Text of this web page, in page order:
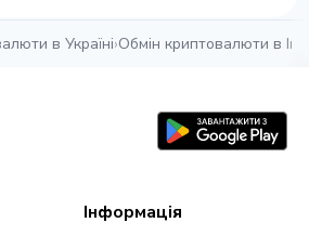
в Україні›Обмін криптовалюти в
Інформація